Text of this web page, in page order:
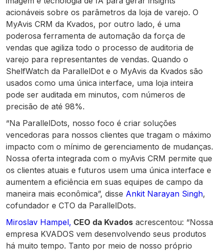
acionáveis sobre os parâmetros da loja de varejo. O
MyAvis CRM da Kvados, por outro lado, é uma
poderosa ferramenta de automação da força de
vendas que agiliza todo o processo de auditoria de
varejo para representantes de vendas. Quando o
ShelfWatch da ParallelDot e o MyAvis da Kvados são
usados como uma única interface, uma loja inteira
pode ser auditada em minutos, com números de
precisão de até 98%.
“Na ParallelDots, nosso foco é criar soluções
vencedoras para nossos clientes que tragam o máximo
impacto com o mínimo de gerenciamento de mudanças.
Nossa oferta integrada com o myAvis CRM permite que
os clientes atuais e futuros usem uma única interface e
aumentem a eficiência em suas equipes de campo da
maneira mais econômica”, disse Ankit Narayan Singh,
cofundador e CTO da ParallelDots.
Miroslav Hampel, CEO da Kvados acrescentou: “Nossa
empresa KVADOS vem desenvolvendo seus produtos
há muito tempo. Tanto por meio de nosso próprio